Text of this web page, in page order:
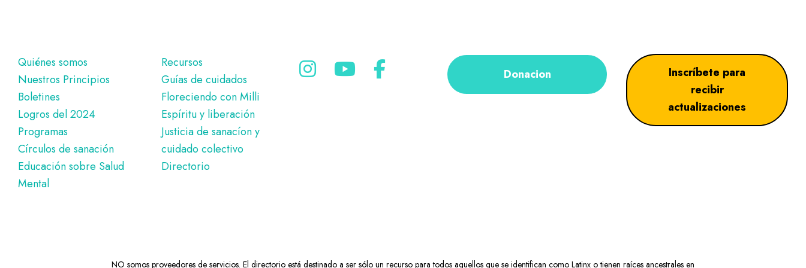
Pie
de
página
Quiénes somos
Nuestros Principios
Boletines
Logros del 2024
Programas
Círculos de sanación
Educación sobre Salud
Mental
Recursos
Guías de cuidados
Floreciendo con Milli
Espíritu y liberación
Justicia de sanacíon y
cuidado colectivo
Directorio
Donacion
Inscríbete para
recibir
actualizaciones
NO somos proveedores de servicios. El directorio está destinado a ser sólo un recurso para todos aquellos que se identifican como Latinx o tienen raíces ancestrales en